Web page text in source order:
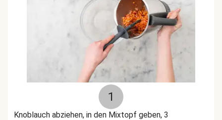
1
Knoblauch abziehen, in den Mixtopf geben, 3